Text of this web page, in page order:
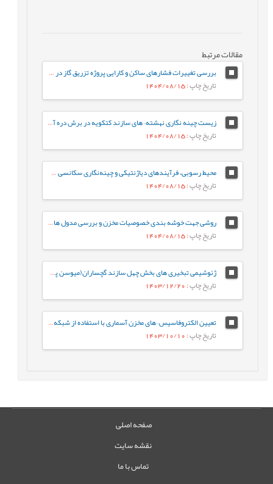
مقالات مرتبط
بررسی تغییرات فشارهای ساکن و کارایی پروژه تزریق گاز در مخزن آسماری –پابده یکی از میادین جنوب غرب ایران با استفاده از نرم¬افزار ArcGIS
تاریخ چاپ: 1404/08/15
زیست چینه نگاری نهشته¬های سازند کتکویه در برش دره آسیاب، شمال غرب کرمان (جنوب شرق زرند) براساس فونای کنودونتی
تاریخ چاپ: 1404/08/15
محیط رسوبی، فرآیندهای دیاژنتیکی و چینه‌نگاری سکانسی سازند فهلیان در میدان جفیر، دشت آبادان، جنوب غرب ايران
تاریخ چاپ: 1404/08/15
روشی جهت خوشه بندی خصوصیات مخزن و بررسی مدول های الاستیک و پارامترهای مقاومتی محاسبه شده با ستون سنگ شناسی و مقدار تخلخل حاصل از لاگ و مغزه
تاریخ چاپ: 1404/08/15
ژئوشیمی تبخیری های بخش چهل سازند گچساران(میوسن پیشین) در خاوربندرخمیر، فروافتادگی بندر لنگه با نگرش ویژه به اقلیم دیرینه
تاریخ چاپ: 1403/12/20
تعیین الکتروفاسیس¬های مخزن آسماری با استفاده از شبکه عصبی SOM در میدان نفتی قلعه‌نار
تاریخ چاپ: 1403/10/10
صفحه اصلی
نقشه سایت
تماس با ما